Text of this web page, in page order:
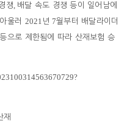
쟁, 배달 속도 경쟁 등이 일어남에
아울러 2021 년7월부터 배달라이더
으로 제한됨에 따라 산재보험 승
재